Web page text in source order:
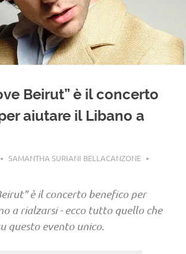
Beirut” è il concerto
aiutare il Libano a
SAMANTHA SURIANI BELLACANZONE
è il concerto benefico per
a rialzarsi - ecco tutto quello che
questo evento unico.